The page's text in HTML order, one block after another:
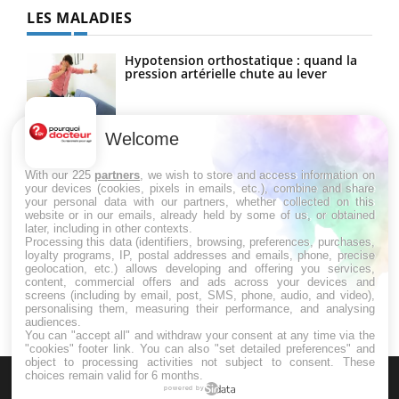
LES MALADIES
Hypotension orthostatique : quand la
pression artérielle chute au lever
Drépanocytose : une déformation des
Maladie de Charcot (Sclérose latérale
amyotrophique)
Welcome
With our 225 partners , we wish to store and access information on
your devices (cookies, pixels in emails, etc.), combine and share
your personal data with our partners, whether collected on this
website or in our emails, already held by some of us, or obtained
later, including in other contexts.
Processing this data (identifiers, browsing, preferences, purchases,
loyalty programs, IP, postal addresses and emails, phone, precise
geolocation, etc.) allows developing and offering you services,
content, commercial offers and ads across your devices and
screens (including by email, post, SMS, phone, audio, and video),
personalising them, measuring their performance, and analysing
audiences.
You can "accept all" and withdraw your consent at any time via the
"cookies" footer link . You can also "set detailed preferences" and
object to processing activities not subject to consent. These
choices remain valid for 6 months.
powered by